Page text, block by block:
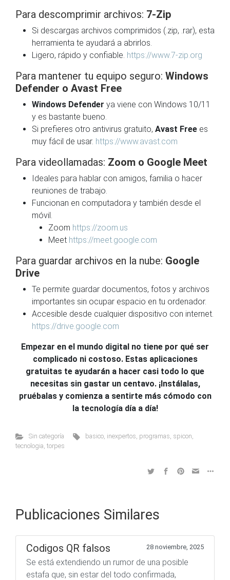
Para descomprimir archivos: 7-Zip
Si descargas archivos comprimidos (.zip, .rar), esta
herramienta te ayudará a abrirlos.
Ligero, rápido y confiable. https://www.7-zip.org
Para mantener tu equipo seguro: Windows
Defender o Avast Free
Windows Defender ya viene con Windows 10/11
y es bastante bueno.
Si prefieres otro antivirus gratuito, Avast Free es
muy fácil de usar. https://www.avast.com
Para videollamadas: Zoom o Google Meet
Ideales para hablar con amigos, familia o hacer
reuniones de trabajo.
Funcionan en computadora y también desde el
móvil.
Zoom https://zoom.us
Meet https://meet.google.com
Para guardar archivos en la nube: Google
Drive
Te permite guardar documentos, fotos y archivos
importantes sin ocupar espacio en tu ordenador.
Accesible desde cualquier dispositivo con internet.
https://drive.google.com
Empezar en el mundo digital no tiene por qué ser
complicado ni costoso. Estas aplicaciones
gratuitas te ayudarán a hacer casi todo lo que
necesitas sin gastar un centavo. ¡Instálalas,
pruébalas y comienza a sentirte más cómodo con
la tecnología día a día!
Sin categoría basico, inexpertos, programas, spicon,
tecnologia, torpes
Publicaciones Similares
Codigos QR falsos 28 noviembre, 2025
Se está extendiendo un rumor de una posible
estafa que, sin estar del todo confirmada,